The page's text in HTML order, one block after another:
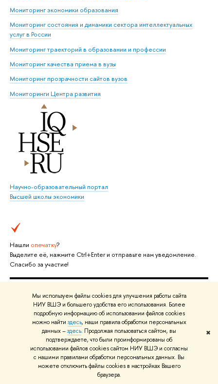
Мы используем файлы cookies для улучшения работы сайта
НИУ ВШЭ и большего удобства его использования. Более
подробную информацию об использовании файлов cookies
можно найти здесь, наши правила обработки персональных
данных –здесь. Продолжая пользоваться сайтом, вы
подтверждаете, что были проинформированы об
использовании файлов cookies сайтом НИУ ВШЭ и согласны
с нашими правилами обработки персональных данных. Вы
можете отключить файлы cookies в настройках Вашего
браузера.
✖
Мониторинг экономики образования
Мониторинг состояния и динамики сектора интеллектуальных
услуг в России
Мониторинг траекторий в образовании и профессии
Мониторинг качества приема в вузы
Мониторинг прозрачности сайтов вузов
Мониторинги Центра развития
Научно-образовательный портал
Высшей школы экономики
Нашли опечатку?
Выделите её, нажмите Ctrl+Enter и отправьте нам уведомление.
Спасибо за участие!
О ВЫШКЕ
Цифры и факты
Руководство и структура
Устойчивое развитие в НИУ ВШЭ
Преподаватели и сотрудники